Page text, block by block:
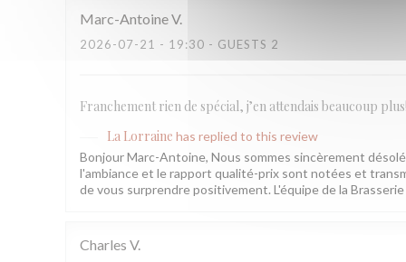
Marc-AntoineV
2026-07-21 - 19:30 - GUESTS 2
Franchement rien de spécial, j’en attendais beaucoup plus!
La Lorraine has replied to this review
Bonjour Marc-Antoine, Nous sommes sincèrement
l'ambiance et le rapport qualité-prix sont notées et
de vous surprendre positivement. L'équipe de la Brasserie
Charles V